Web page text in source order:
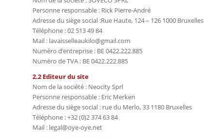
Personne responsable : Rick Pierre-André
Adresse du siège social :Rue Haute, 124 – 126 1000 Bruxelles
Téléphone : 02 513 49 84
Mail : lavaisselleaukilo@gmail.com
Numéro d’entreprise : BE 0422.222.885
Numéro de TVA : BE 0422.222.885
2.2 Editeur du site
Nom de la société : Neocity Sprl
Personne responsable : Eric Merken
Adresse du siège social : rue du Merlo, 33 1180 Bruxelles
Téléphone : +32 (0)2 374 63 84
Mail : legal@oye-oye.net